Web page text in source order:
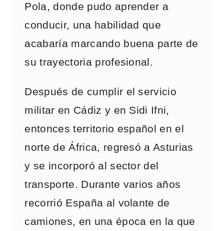
Pola, donde pudo aprender a
conducir, una habilidad que
acabaría marcando buena parte de
su trayectoria profesional.
Después de cumplir el servicio
militar en Cádiz y en Sidi Ifni,
entonces territorio español en el
norte de África, regresó a Asturias
y se incorporó al sector del
transporte. Durante varios años
recorrió España al volante de
camiones, en una época en la que